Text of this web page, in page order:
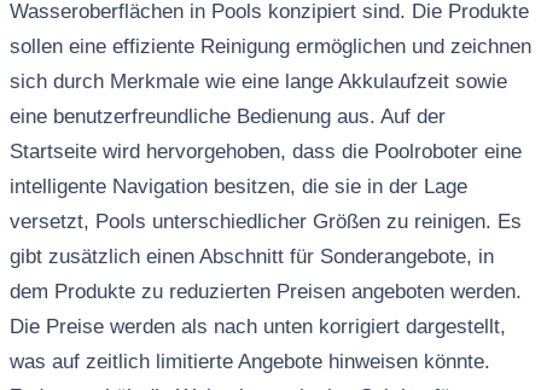
Wasseroberflächen in Pools konzipiert sind. Die Produkte
sollen eine effiziente Reinigung ermöglichen und zeichnen
sich durch Merkmale wie eine lange Akkulaufzeit sowie
eine benutzerfreundliche Bedienung aus. Auf der
Startseite wird hervorgehoben, dass die Poolroboter eine
intelligente Navigation besitzen, die sie in der Lage
versetzt, Pools unterschiedlicher Größen zu reinigen. Es
gibt zusätzlich einen Abschnitt für Sonderangebote, in
dem Produkte zu reduzierten Preisen angeboten werden.
Die Preise werden als nach unten korrigiert dargestellt,
was auf zeitlich limitierte Angebote hinweisen könnte.